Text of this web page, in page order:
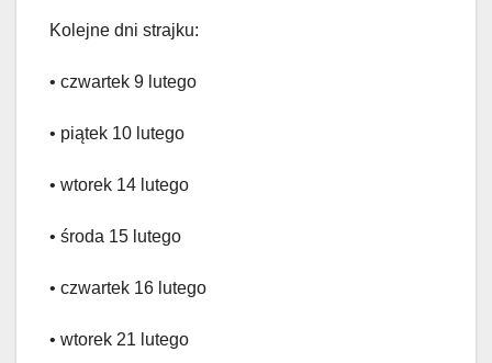
Kolejne dni strajku:
• czwartek 9 lutego
• piątek 10 lutego
• wtorek 14 lutego
• środa 15 lutego
• czwartek 16 lutego
• wtorek 21 lutego